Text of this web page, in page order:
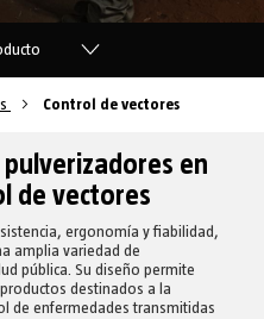
Control de vectores
en
de vectores
ergonomía y fiabilidad,
amplia variedad de
pública. Su diseño permite
destinados a la
de enfermedades transmitidas